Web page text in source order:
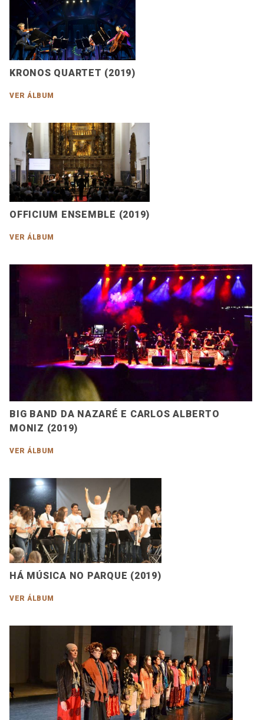
KRONOS QUARTET (2019)
VER ÁLBUM
OFFICIUM ENSEMBLE (2019)
VER ÁLBUM
BIG BAND DA NAZARÉ E CARLOS ALBERTO
MONIZ (2019)
VER ÁLBUM
HÁ MÚSICA NO PARQUE (2019)
VER ÁLBUM